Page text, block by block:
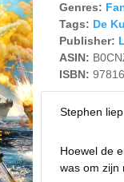
Genres:
Tags: De
Publisher:
ASIN:
ISBN:
Stephen
Hoewel de
was om zijn